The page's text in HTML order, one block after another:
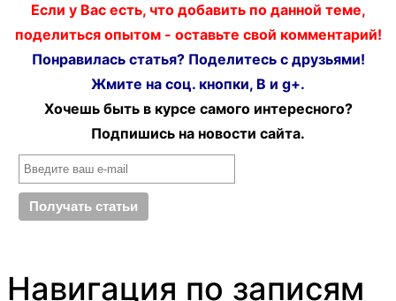
Если у Вас есть, что добавить по данной теме,
поделиться опытом - оставьте свой комментарий!
Понравилась статья? Поделитесь с друзьями!
Жмите на соц. кнопки, В и g+.
Хочешь быть в курсе самого интересного?
Подпишись на новости сайта.
Навигация по записям